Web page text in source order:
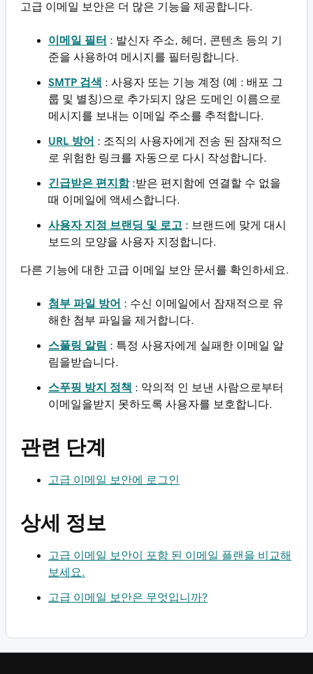
고급 이메일 보안은 더 많은 기능을 제공합니다.
이메일 필터 : 발신자 주소, 헤더, 콘텐츠 등의 기
준을 사용하여 메시지를 필터링합니다.
SMTP 검색 : 사용자 또는 기능 계정 (예 : 배포 그
룹 및 별칭)으로 추가되지 않은 도메인 이름으로
메시지를 보내는 이메일 주소를 추적합니다.
URL 방어 : 조직의 사용자에게 전송 된 잠재적으
로 위험한 링크를 자동으로 다시 작성합니다.
긴급받은 편지함:받은 편지함에 연결할 수 없을
때 이메일에 액세스합니다.
사용자 지정 브랜딩 및 로고 : 브랜드에 맞게 대시
보드의 모양을 사용자 지정합니다.
다른 기능에 대한 고급 이메일 보안 문서를 확인하세요.
첨부 파일 방어 : 수신 이메일에서 잠재적으로 유
해한 첨부 파일을 제거합니다.
스풀링 알림 : 특정 사용자에게 실패한 이메일 알
림을받습니다.
스푸핑 방지 정책 : 악의적 인 보낸 사람으로부터
이메일을받지 못하도록 사용자를 보호합니다.
관련 단계
고급 이메일 보안에 로그인
상세 정보
고급 이메일 보안이 포함 된 이메일 플랜을 비교해
보세요.
고급 이메일 보안은 무엇입니까?